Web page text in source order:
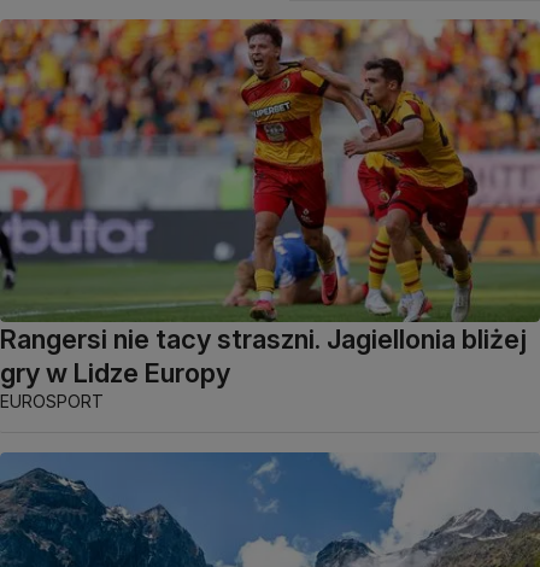
Rangersi nie tacy straszni. Jagiellonia bliżej
gry w Lidze Europy
EUROSPORT